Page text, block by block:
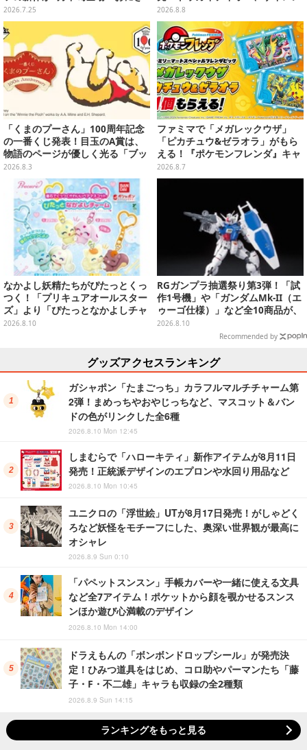
り＆お弁当、ホットスナックなど
全4柄
2026.7.25
ススズカなど名馬をデザイン
2026.8.8
「くまのプーさん」100周年記念
の一番くじ発表！目玉のA賞は、
物語のページが優しく光る「ブッ
クシェイプドライト」
2026.8.3
ファミマで「メガレックウザ」
「ピカチュウ&ゼラオラ」がもら
える！『ポケモンフレンダ』キャ
ンペーンが8月11日開始
2026.8.7
なかよし妖精たちがぴたっとくっ
つく！「プリキュアオールスター
ズ」より「ぴたっとなかよしチャ
ーム」が8月発売
2026.8.10
RGガンプラ抽選祭り第3弾！「試
作1号機」や「ガンダムMk-II（エ
ゥーゴ仕様）」など全10商品が、
プレバンで8月17日15時まで受付
2026.8.10
Recommended by
グッズアクセスランキング
ガシャポン「たまごっち」カラフルマルチチャーム第
2弾！まめっちやおやじっちなど、マスコット＆バン
ドの色がリンクした全6種
2026.8.10 Mon 12:45
しまむらで「ハローキティ」新作アイテムが8月11日
発売！正統派デザインのエプロンや水回り用品など
2026.8.10 Mon 10:45
ユニクロの「浮世絵」UTが8月17日発売！がしゃどく
ろなど妖怪をモチーフにした、奥深い世界観が最高に
オシャレ
2026.8.9 Sun 0:10
「パペットスンスン」手帳カバーや一緒に使える文具
など全7アイテム！ポケットから顔を覗かせるスンス
ンほか遊び心満載のデザイン
2026.8.10 Mon 14:00
ドラえもんの「ボンボンドロップシール」が発売決
定！ひみつ道具をはじめ、コロ助やパーマンたち「藤
子・F・不二雄」キャラも収録の全2種類
2026.8.9 Sun 14:15
ランキングをもっと見る